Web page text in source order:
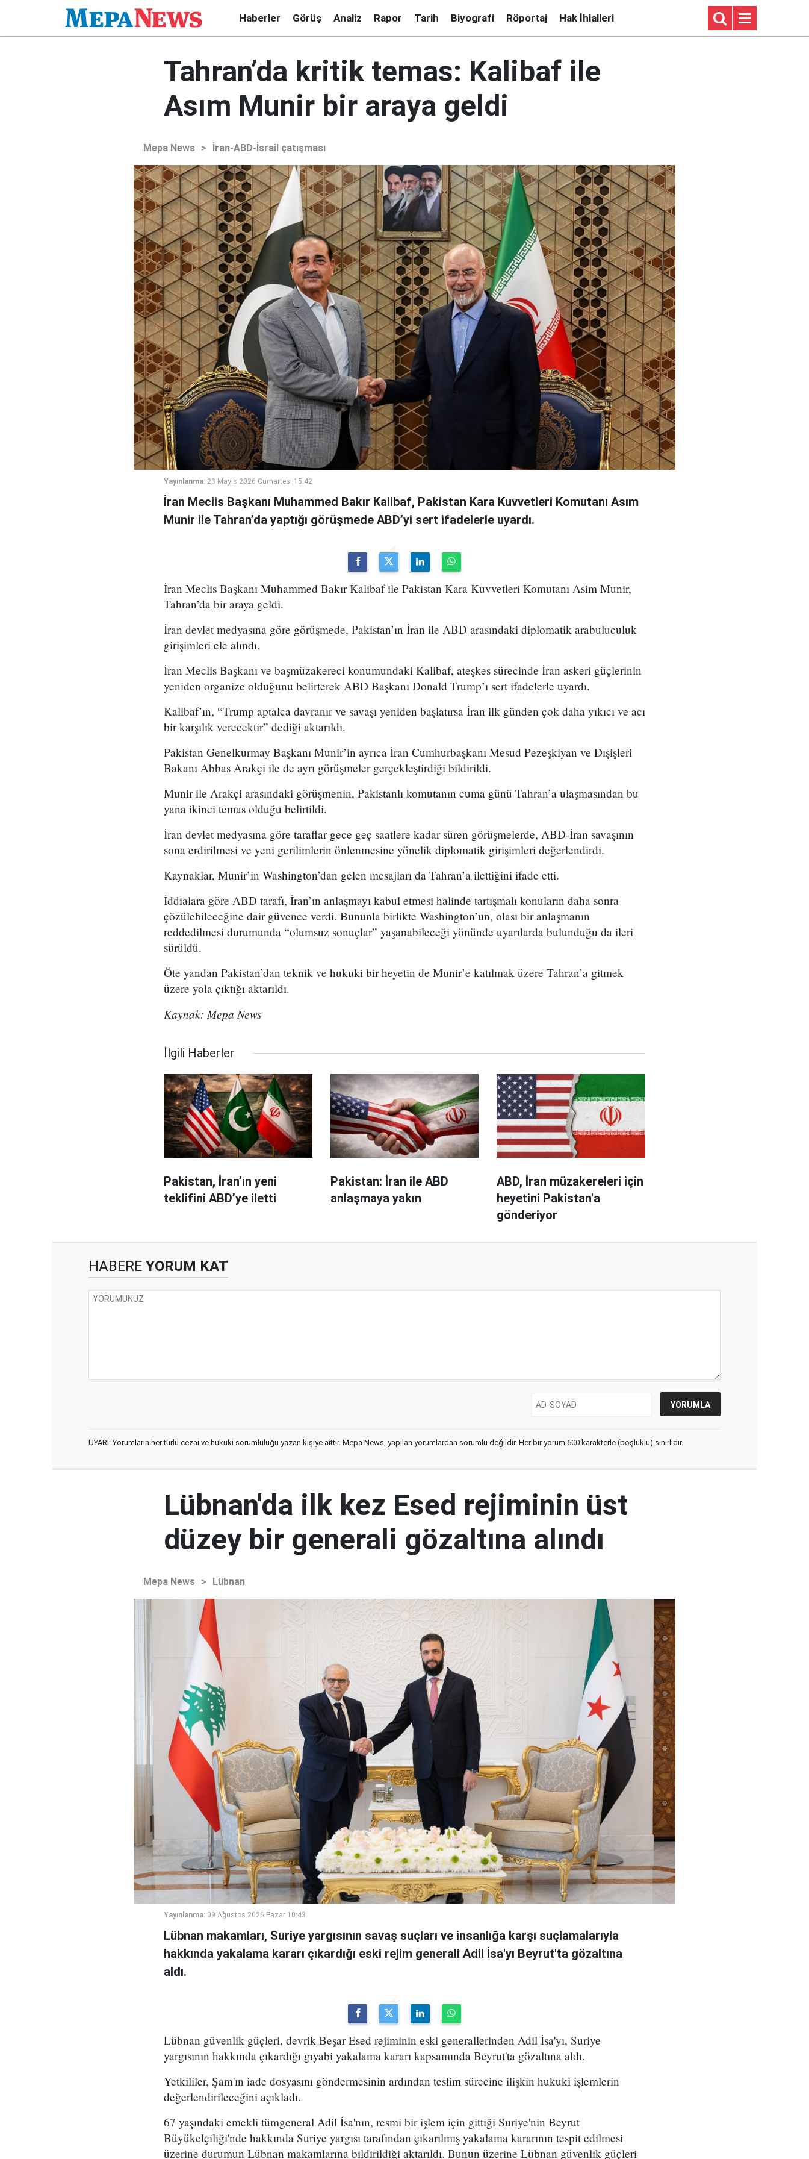
Haberler Görüş Analiz Rapor Tarih Biyografi Röportaj Hak İhlalleri
Tahran’da kritik temas: Kalibaf ile
Asım Munir bir araya geldi
Mepa News > İran-ABD-İsrail çatışması
Yayınlanma: 23 Mayıs 2026 Cumartesi 15:42
İran Meclis Başkanı Muhammed Bakır Kalibaf, Pakistan Kara Kuvvetleri Komutanı Asım
Munir ile Tahran’da yaptığı görüşmede ABD’yi sert ifadelerle uyardı.
İran Meclis Başkanı Muhammed Bakır Kalibaf ile Pakistan Kara Kuvvetleri Komutanı Asim Munir,
Tahran’da bir araya geldi.
İran devlet medyasına göre görüşmede, Pakistan’ın İran ile ABD arasındaki diplomatik arabuluculuk
girişimleri ele alındı.
İran Meclis Başkanı ve başmüzakereci konumundaki Kalibaf, ateşkes sürecinde İran askeri güçlerinin
yeniden organize olduğunu belirterek ABD Başkanı Donald Trump’ı sert ifadelerle uyardı.
Kalibaf’ın, “Trump aptalca davranır ve savaşı yeniden başlatırsa İran ilk günden çok daha yıkıcı ve acı
bir karşılık verecektir” dediği aktarıldı.
Pakistan Genelkurmay Başkanı Munir’in ayrıca İran Cumhurbaşkanı Mesud Pezeşkiyan ve Dışişleri
Bakanı Abbas Arakçi ile de ayrı görüşmeler gerçekleştirdiği bildirildi.
Munir ile Arakçi arasındaki görüşmenin, Pakistanlı komutanın cuma günü Tahran’a ulaşmasından bu
yana ikinci temas olduğu belirtildi.
İran devlet medyasına göre taraflar gece geç saatlere kadar süren görüşmelerde, ABD-İran savaşının
sona erdirilmesi ve yeni gerilimlerin önlenmesine yönelik diplomatik girişimleri değerlendirdi.
Kaynaklar, Munir’in Washington’dan gelen mesajları da Tahran’a ilettiğini ifade etti.
İddialara göre ABD tarafı, İran’ın anlaşmayı kabul etmesi halinde tartışmalı konuların daha sonra
çözülebileceğine dair güvence verdi. Bununla birlikte Washington’un, olası bir anlaşmanın
reddedilmesi durumunda “olumsuz sonuçlar” yaşanabileceği yönünde uyarılarda bulunduğu da ileri
sürüldü.
Öte yandan Pakistan’dan teknik ve hukuki bir heyetin de Munir’e katılmak üzere Tahran’a gitmek
üzere yola çıktığı aktarıldı.
Kaynak: Mepa News
İlgili Haberler
Pakistan, İran’ın yeni
teklifini ABD’ye iletti
Pakistan: İran ile ABD
anlaşmaya yakın
ABD, İran müzakereleri için
heyetini Pakistan'a
gönderiyor
HABERE YORUM KAT
UYARI: Yorumların her türlü cezai ve hukuki sorumluluğu yazan kişiye aittir. Mepa News, yapılan yorumlardan sorumlu değildir. Her bir yorum 600 karakterle (boşluklu) sınırlıdır.
Lübnan'da ilk kez Esed rejiminin üst
düzey bir generali gözaltına alındı
Mepa News > Lübnan
Yayınlanma: 09 Ağustos 2026 Pazar 10:43
Lübnan makamları, Suriye yargısının savaş suçları ve insanlığa karşı suçlamalarıyla
hakkında yakalama kararı çıkardığı eski rejim generali Adil İsa'yı Beyrut'ta gözaltına
aldı.
Lübnan güvenlik güçleri, devrik Beşar Esed rejiminin eski generallerinden Adil İsa'yı, Suriye
yargısının hakkında çıkardığı gıyabi yakalama kararı kapsamında Beyrut'ta gözaltına aldı.
Yetkililer, Şam'ın iade dosyasını göndermesinin ardından teslim sürecine ilişkin hukuki işlemlerin
değerlendirileceğini açıkladı.
67 yaşındaki emekli tümgeneral Adil İsa'nın, resmi bir işlem için gittiği Suriye'nin Beyrut
Büyükelçiliği'nde hakkında Suriye yargısı tarafından çıkarılmış yakalama kararının tespit edilmesi
üzerine durumun Lübnan makamlarına bildirildiği aktarıldı. Bunun üzerine Lübnan güvenlik güçleri